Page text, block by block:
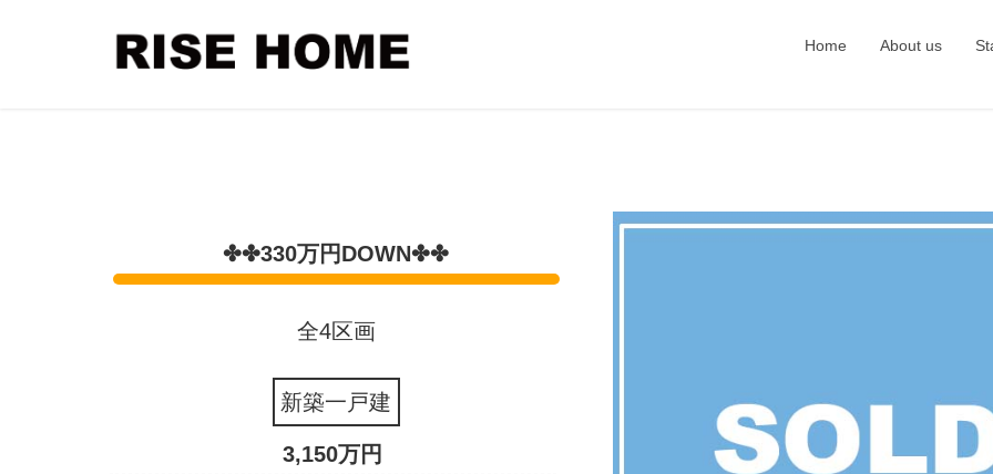
Home About us
✤✤330万円DOWN✤✤
全4区画
新築一戸建
3,150万円